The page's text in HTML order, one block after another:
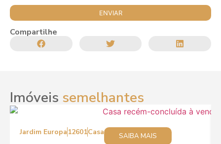
Compartilhe
Imóveis semelhantes
Jardim Europa 12601Casa
SAIBA MAIS